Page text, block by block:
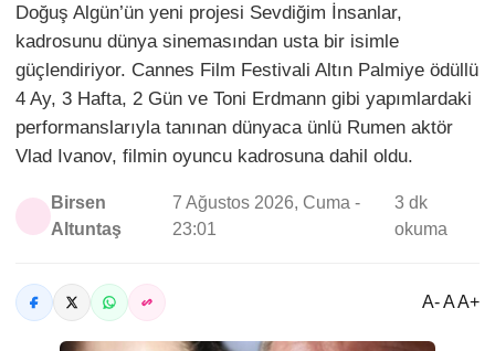
Doğuş Algün’ün yeni projesi Sevdiğim İnsanlar,
kadrosunu dünya sinemasından usta bir isimle
güçlendiriyor. Cannes Film Festivali Altın Palmiye ödüllü
4 Ay, 3 Hafta, 2 Gün ve Toni Erdmann gibi yapımlardaki
performanslarıyla tanınan dünyaca ünlü Rumen aktör
Vlad Ivanov, filmin oyuncu kadrosuna dahil oldu.
Birsen
Altuntaş
7 Ağustos 2026, Cuma -
23:01
3 dk
okuma
A- A A+